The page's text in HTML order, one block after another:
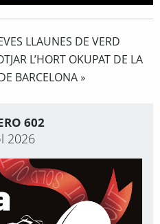
LLAUNES DE VERD
L’HORT OKUPAT DE LA
BARCELONA »
602
2026